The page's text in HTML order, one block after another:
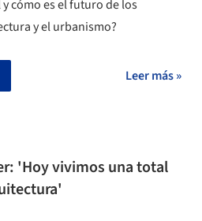
cómo es el futuro de los
y el urbanismo?
Leer más »
'Hoy vivimos una total